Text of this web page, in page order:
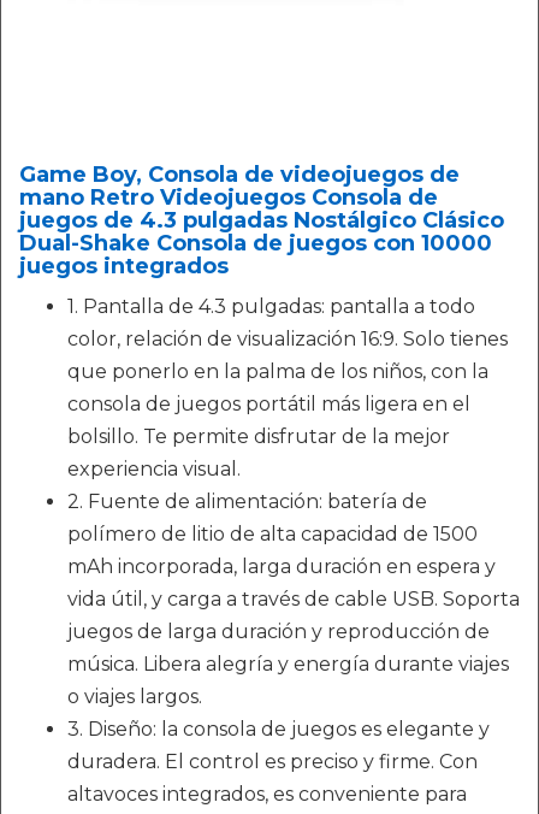
Game Boy, Consola de videojuegos de
mano Retro Videojuegos Consola de
juegos de 4.3 pulgadas Nostálgico Clásico
Dual-Shake Consola de juegos con 10000
juegos integrados
1. Pantalla de 4.3 pulgadas: pantalla a todo
color, relación de visualización 16:9. Solo tienes
que ponerlo en la palma de los niños, con la
consola de juegos portátil más ligera en el
bolsillo. Te permite disfrutar de la mejor
experiencia visual.
2. Fuente de alimentación: batería de
polímero de litio de alta capacidad de 1500
mAh incorporada, larga duración en espera y
vida útil, y carga a través de cable USB. Soporta
juegos de larga duración y reproducción de
música. Libera alegría y energía durante viajes
o viajes largos.
3. Diseño: la consola de juegos es elegante y
duradera. El control es preciso y firme. Con
altavoces integrados, es conveniente para